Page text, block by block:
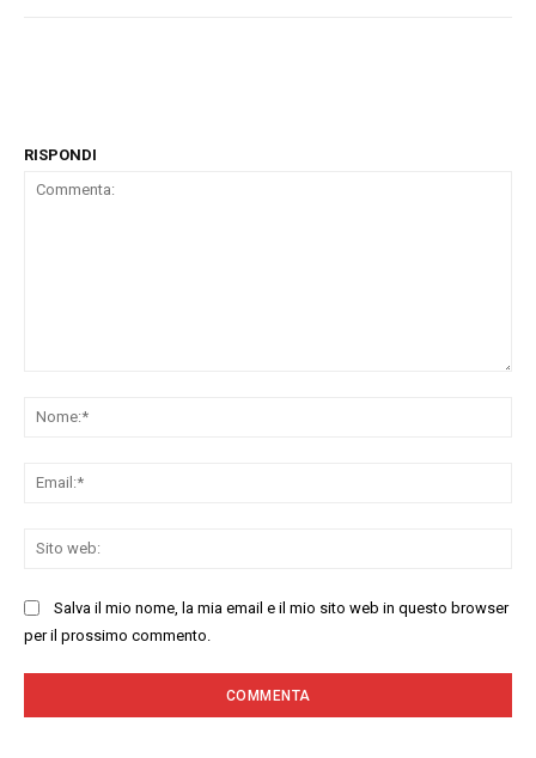
RISPONDI
Salva il mio nome, la mia email e il mio sito web in questo browser
per il prossimo commento.